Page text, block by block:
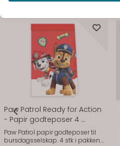
Se flere varianter
Paw Patrol Ready for Action
- Papir godteposer 4 ...
Paw Patrol papir godteposer til
bursdagsselskap. 4 stk i pakken.